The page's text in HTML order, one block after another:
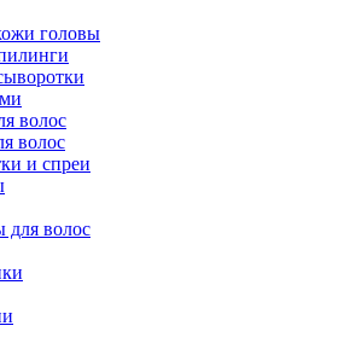
головы
волос
волос
и спреи
волос